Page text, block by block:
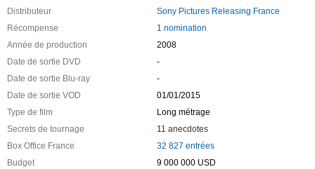
Distributeur
Sony Pictures Releasing France
Récompense
1 nomination
Année de production
2008
Date de sortie DVD
-
Date de sortie Blu-ray
-
Date de sortie VOD
01/01/2015
Type de film
Long métrage
Secrets de tournage
11 anecdotes
Box Office France
32 827 entrées
Budget
9 000 000 USD